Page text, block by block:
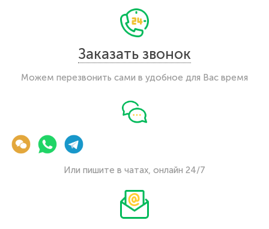
Заказать звонок
Можем перезвонить сами в удобное для Вас время
Или пишите в чатах, онлайн 24/7